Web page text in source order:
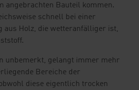
angebrachten Bauteil kommen.
schnell bei einer
aus Holz, die wetteranfälliger ist,
unbemerkt, gelangt immer mehr
Bereiche der
diese eigentlich trocken